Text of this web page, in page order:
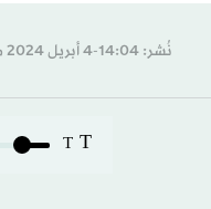
نُشر: 14:04-4 أبريل 2024 م ـ 26 رَمضان 1445 هـ
T
T